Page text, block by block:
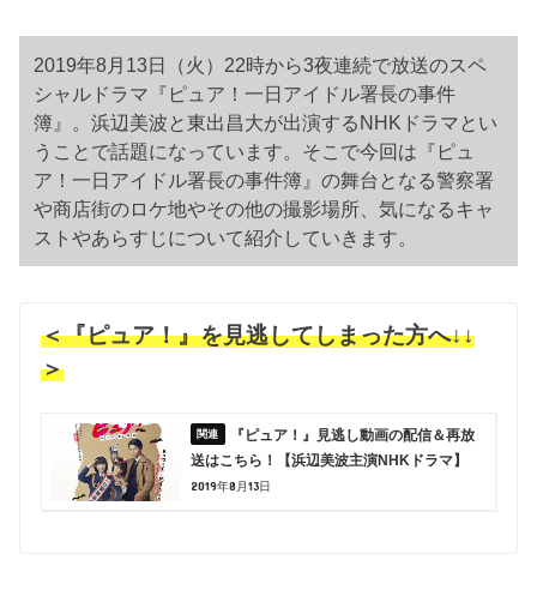
2019年8月13日（火）22時から3夜連続で放送のスペ
シャルドラマ『ピュア！一日アイドル署長の事件
簿』。浜辺美波と東出昌大が出演するNHKドラマとい
うことで話題になっています。そこで今回は『ピュ
ア！一日アイドル署長の事件簿』の舞台となる警察署
や商店街のロケ地やその他の撮影場所、気になるキャ
ストやあらすじについて紹介していきます。
＜『ピュア！』を見逃してしまった方へ↓↓
＞
『ピュア！』見逃し動画の配信＆再放
送はこちら！【浜辺美波主演NHKドラマ】
2019年8月13日